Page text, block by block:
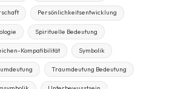
Persönlichkeitsentwicklung
Spirituelle Bedeutung
Kompatibilität Symbolik
Traumdeutung Bedeutung